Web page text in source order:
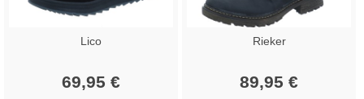
Lico
69,95 €
Rieker
89,95 €